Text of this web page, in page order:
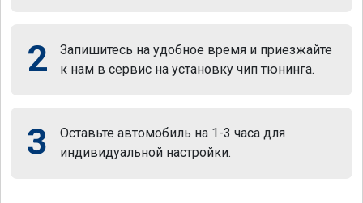
2
Запишитесь на удобное время и приезжайте
к нам в сервис на установку чип тюнинга.
3
Оставьте автомобиль на 1-3 часа для
индивидуальной настройки.